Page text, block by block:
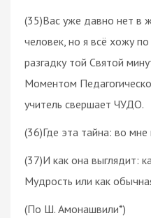
(35)Вас уже давно нет в
человек, но я всё хожу
разгадку той Святой
Моментом
учитель свершает ЧУДО.
(36)Где эта тайна: во мне
(37)И как она выглядит:
Мудрость или как
(По Ш. Амонашвили*)